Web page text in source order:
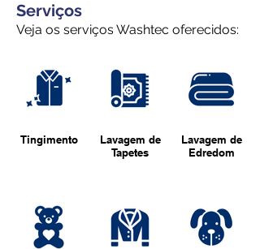
Serviços
Veja os serviços Washtec oferecidos:
Tingimento
Lavagem de
Tapetes
Lavagem de
Edredom